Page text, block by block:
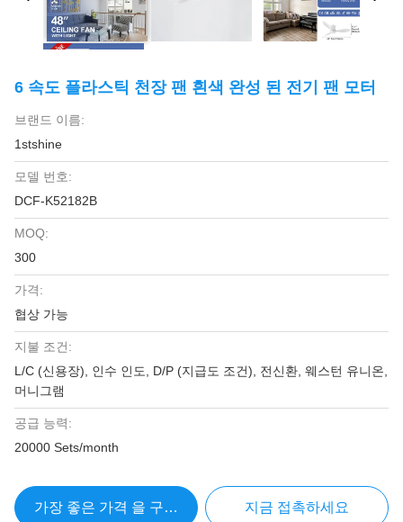
6 속도 플라스틱 천장 팬 흰색 완성 된 전기 팬 모터
브랜드 이름:
1stshine
모델 번호:
DCF-K52182B
MOQ:
300
가격:
협상 가능
지불 조건:
L/C (신용장), 인수 인도, D/P (지급도 조건), 전신환, 웨스턴 유니온,
머니그램
공급 능력:
20000 Sets/month
가장 좋은 가격 을 구하라 지금 접촉하세요